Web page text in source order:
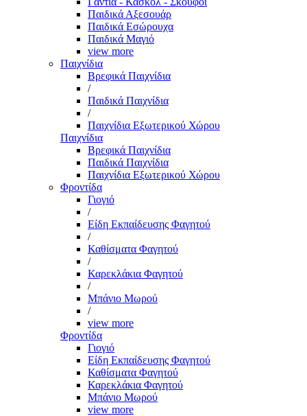
Παιδικά Αξεσουάρ
Παιδικά Εσώρουχα
Παιδικά Μαγιό
view more
Παιχνίδια
Βρεφικά Παιχνίδια
/
Παιδικά Παιχνίδια
/
Παιχνίδια Εξωτερικού Χώρου
Παιχνίδια
Βρεφικά Παιχνίδια
Παιδικά Παιχνίδια
Παιχνίδια Εξωτερικού Χώρου
Φροντίδα
Γιογιό
/
Είδη Εκπαίδευσης Φαγητού
/
Καθίσματα Φαγητού
/
Καρεκλάκια Φαγητού
/
Μπάνιο Μωρού
/
view more
Φροντίδα
Γιογιό
Είδη Εκπαίδευσης Φαγητού
Καθίσματα Φαγητού
Καρεκλάκια Φαγητού
Μπάνιο Μωρού
view more